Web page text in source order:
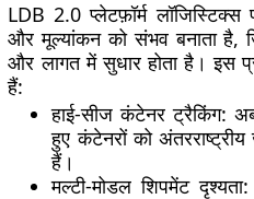
LDB 2.0 प्लेटफ़ॉर्म लॉजिस्टिक्स
और मूल्यांकन को संभव बनाता है,
और लागत में सुधार होता है। इस
हैं:
हाई-सीज कंटेनर ट्रैकिंग: अब
हुए कंटेनरों को
हैं।
मल्टी-मोडल शिपमेंट दृश्यता: